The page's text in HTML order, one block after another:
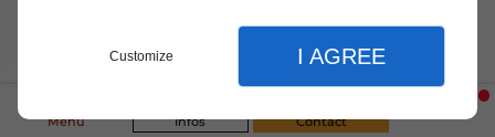
Customize I AGREE
Menu Infos Contact
Entreprise de construction à Garges-
Entreprise de construction à